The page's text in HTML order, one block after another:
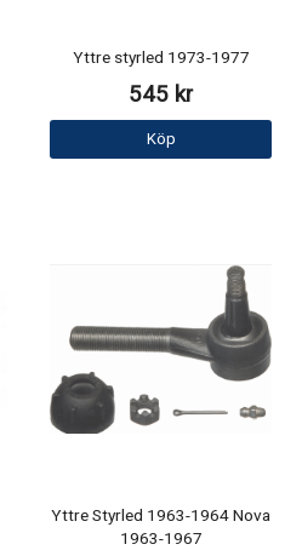
Yttre styrled 1973-1977
545 kr
Köp
Yttre Styrled 1963-1964 Nova
1963-1967